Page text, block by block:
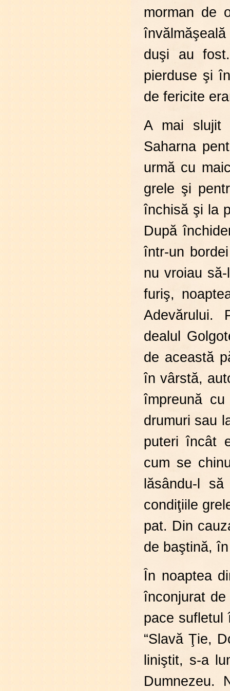
morman de
duşi au
pierduse şi
de fericite
A mai slujit
Saharna
urmă cu
grele şi
închisă şi la
După
într-un
nu vroiau
furiş,
Adevărului.
dealul
de această
în vârstă,
împreună
drumuri sau
puteri încât
cum se
lăsându-l
condiţiile
pat. Din
de baştină,
În noaptea
înconjurat
pace sufletul
“Slavă Ţie,
liniştit, s-a
Dumnezeu.